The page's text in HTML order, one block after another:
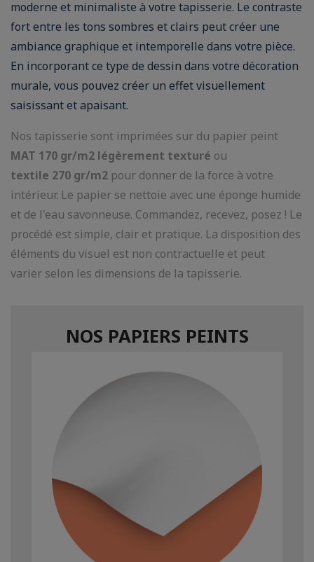
moderne et minimaliste à votre tapisserie. Le contraste
fort entre les tons sombres et clairs peut créer une
ambiance graphique et intemporelle dans votre pièce.
En incorporant ce type de dessin dans votre décoration
murale, vous pouvez créer un effet visuellement
saisissant et apaisant.
Nos tapisserie sont imprimées sur du papier peint
MAT 170 gr/m2 légèrement texturé ou
textile 270 gr/m2 pour donner de la force à votre
intérieur. Le papier se nettoie avec une éponge humide
et de l'eau savonneuse. Commandez, recevez, posez ! Le
procédé est simple, clair et pratique. La disposition des
éléments du visuel est non contractuelle et peut
varier selon les dimensions de la tapisserie.
NOS PAPIERS PEINTS